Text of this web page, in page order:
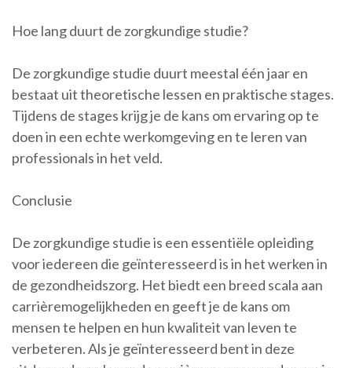
Hoe lang duurt de zorgkundige studie?
De zorgkundige studie duurt meestal één jaar en
bestaat uit theoretische lessen en praktische stages.
Tijdens de stages krijg je de kans om ervaring op te
doen in een echte werkomgeving en te leren van
professionals in het veld.
Conclusie
De zorgkundige studie is een essentiële opleiding
voor iedereen die geïnteresseerd is in het werken in
de gezondheidszorg. Het biedt een breed scala aan
carrièremogelijkheden en geeft je de kans om
mensen te helpen en hun kwaliteit van leven te
verbeteren. Als je geïnteresseerd bent in deze